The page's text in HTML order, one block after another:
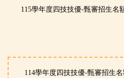
四技技優入學
115學年度四技技優-甄審招生名
114學年度四技技優-甄審招生